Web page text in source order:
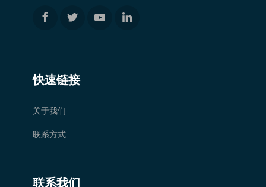
快速链接
关于我们
联系方式
联系我们